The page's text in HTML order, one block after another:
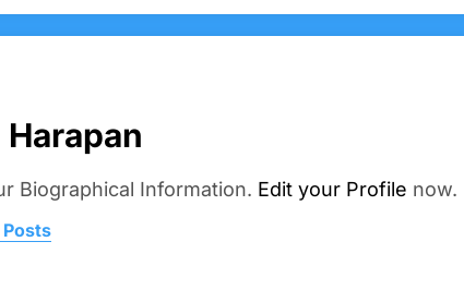
Harapan
Biographical Information. Edit your Profile now.